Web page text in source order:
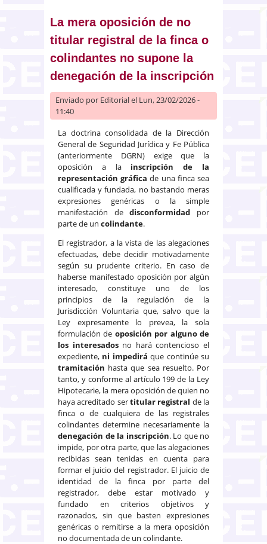
Presunción de ganancialidad.
Inscripción de un bien con
carácter privativo.
La mera oposición de no
titular registral de la finca o
colindantes no supone la
denegación de la inscripción
Enviado por Editorialel Lun, 23/02/2026 -
11:40
La doctrina consolidada de la Dirección
General de Seguridad Jurídica y Fe Pública
(anteriormente DGRN) exige que la
oposición a la inscripción de la
representación gráfica de una finca sea
cualificada y fundada, no bastando meras
expresiones genéricas o la simple
manifestación dedisconformidad por
parte de un colindante.
El registrador, a la vista de las alegaciones
efectuadas, debe decidir motivadamente
según su prudente criterio. En caso de
haberse manifestado oposición por algún
interesado, constituye uno de los
principios de la regulación de la
Jurisdicción Voluntaria que, salvo que la
Ley expresamente lo prevea, la sola
formulación de oposición por alguno de
los interesadosno hará contencioso el
expediente, ni impedirá que continúe su
tramitación hasta que sea resuelto. Por
tanto, y conforme al artículo 199 de la Ley
Hipotecarie, la mera oposición de quien no
haya acreditado sertitular registral de la
finca o de cualquiera de las registrales
colindantes determine necesariamente la
denegación de la inscripción. Lo que no
impide, por otra parte, que las alegaciones
recibidas sean tenidas en cuenta para
formar el juicio del registrador. El juicio de
identidad de la finca por parte del
registrador, debe estar motivado y
fundado en criterios objetivos y
razonados, sin que basten expresiones
genéricas o remitirse a la mera oposición
no documentada de un colindante.